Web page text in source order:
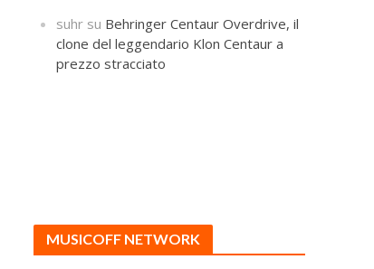
suhr su Behringer Centaur Overdrive, il
clone del leggendario Klon Centaur a
prezzo stracciato
MUSICOFF NETWORK